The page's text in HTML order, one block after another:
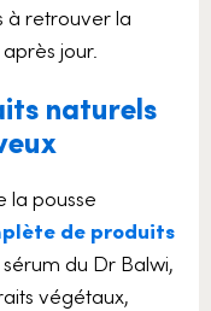
à retrouver la
jour.
naturels
la pousse
de produits
du Dr Balwi,
végétaux,